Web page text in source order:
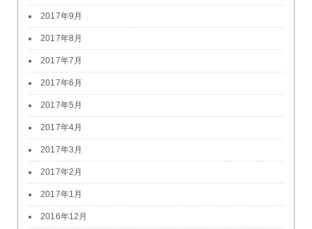
2017年9月
2017年8月
2017年7月
2017年6月
2017年5月
2017年4月
2017年3月
2017年2月
2017年1月
2016年12月